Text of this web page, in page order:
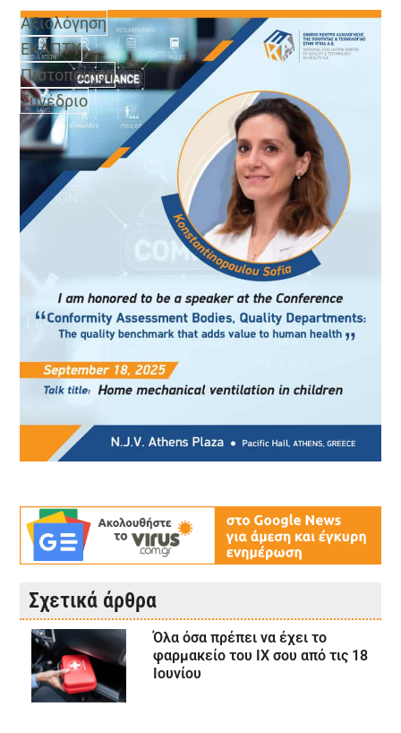
Αξιολόγηση
ΕΚΑΠΤΥ
Πιστοποίηση
Συνέδριο
Σχετικά άρθρα
Όλα όσα πρέπει να έχει το
φαρμακείο του ΙΧ σου από τις 18
Ιουνίου